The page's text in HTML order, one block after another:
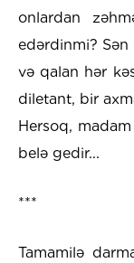
onlardan
edərdinmi?
və qalan hər
diletant, bir
Hersoq,
belə gedir...
***
Tamamilə